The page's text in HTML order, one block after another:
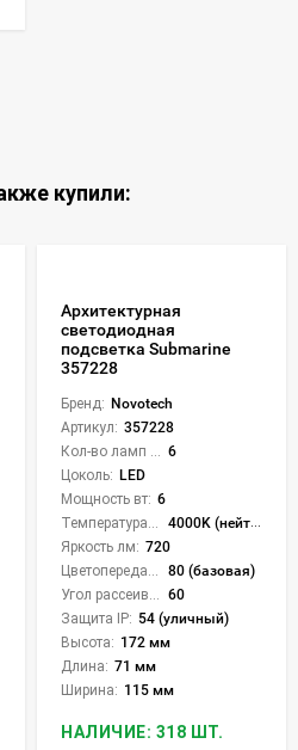
купили:
Архитектурная
светодиодная
подсветка Submarine
357228
Бренд: Novotech
Артикул: 357228
Кол-во ламп или LED: 6
Цоколь: LED
Мощность вт: 6
Температура света:
4000K (нейтральный)
Яркость лм: 720
Цветопередача (CRI):
80 (базовая)
Угол рассеивания света °: 60
Защита IP: 54 (уличный)
Высота: 172 мм
Длина: 71 мм
Ширина: 115 мм
НАЛИЧИЕ: 318 ШТ.